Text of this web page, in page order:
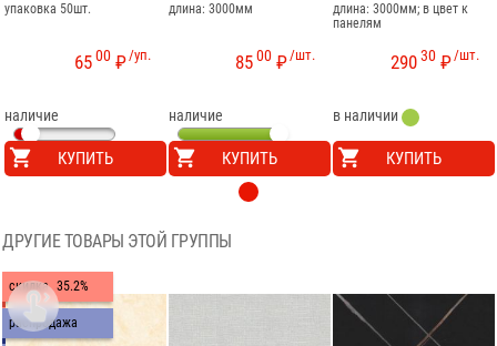
упаковка 50шт.
/уп.
6500 ₽
наличие
КУПИТЬ
длина: 3000мм
/шт.
8500 ₽
наличие
КУПИТЬ
длина: 3000мм; в цвет к
панелям
/шт.
29030 ₽
в наличии
КУПИТЬ
ДРУГИЕ ТОВАРЫ ЭТОЙ ГРУППЫ
скидка 35.2%
распродажа
